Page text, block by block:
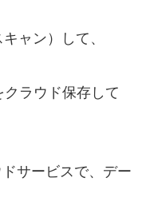
ャン）して、
ラウド保存して
サービスで、デー